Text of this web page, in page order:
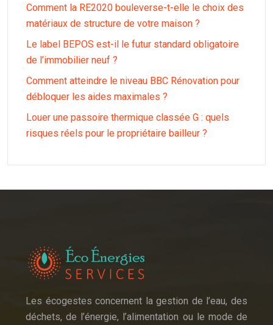
Comment la RE2020 bouleverse-t-elle le choix des
matériaux de structure de votre maison ?
Le label BEPOS est-il le futur standard obligatoire
de l’immobilier neuf ?
Comment atteindre le niveau BBC Rénovation pour
débloquer les aides maximales ?
Louer une passoire thermique classée G : quels
risques réels pour le propriétaire bailleur ?
Les écogestes concernent la gestion de l’eau, des
déchets, de l’énergie, l’alimentation ou le mode de